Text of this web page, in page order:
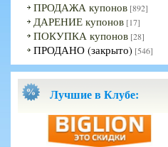
ПРОДАЖА купонов [892]
ДАРЕНИЕ купонов [17]
ПОКУПКА купонов [28]
ПРОДАНО (закрыто) [546]
Лучшие в Клубе: